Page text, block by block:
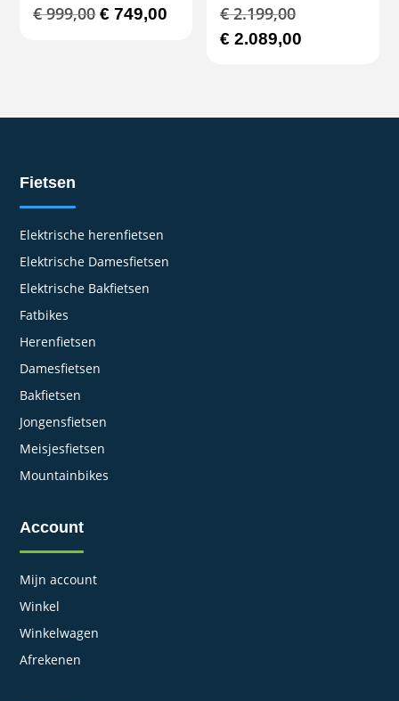
€999,00Oorspronkelijke
€ 749,00 HuidigeBakfiets – Mat
Bruin
€2.199,00
prijs
€ 2.089,00
Fietsen
Elektrische herenfietsen
Elektrische Damesfietsen
Elektrische Bakfietsen
Fatbikes
Herenfietsen
Damesfietsen
Bakfietsen
Jongensfietsen
Meisjesfietsen
Mountainbikes
Account
Mijn account
Winkel
Winkelwagen
Afrekenen